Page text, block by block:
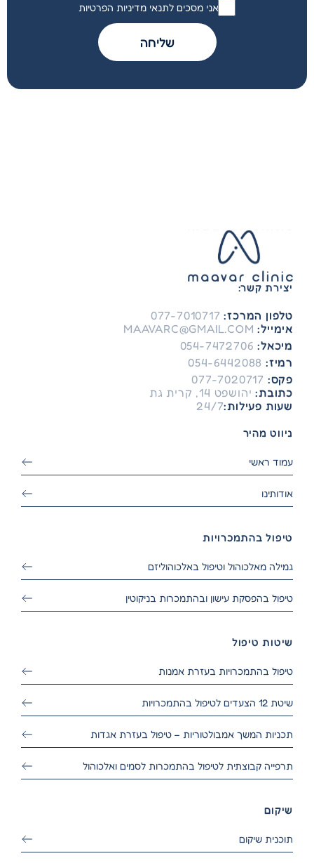
אני מסכים לתנאי מדיניות הפרטיות
שליחה
יצירת קשר:
טלפון המרכז: 077-7010717
אימייל: MAAVARC@GMAIL.COM
מיכאל: 054-7472706
רמיז: 054-6442088
פקס: 077-7020717
כתובת:יהושפט 14, קרית גת
שעות פעילות:24/7
ניווט מהיר
עמוד ראשי
אודותינו
טיפול בהתמכרויות
גמילה מאלכוהול וטיפול באלכוהוליזם
טיפול בהפסקת עישון ובהתמכרות בניקוטין
שיטות טיפול
טיפול בהתמכרויות בעזרת אמנות
שיטת 12 הצעדים לטיפול בהתמכרויות
תכניות המשך אמבולטוריות – טיפול בעזרת אגדות
תרפייה קבוצתית לטיפול בהתמכרות לסמים ואלכוהול
שיקום
תוכנית שיקום